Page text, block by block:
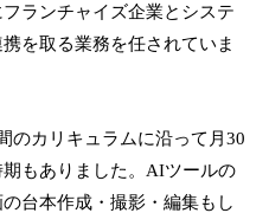
ランチャイズ企業とシステ
を取る業務を任されていま
のカリキュラムに沿って月30
もありました。AIツールの
台本作成・撮影・編集もし